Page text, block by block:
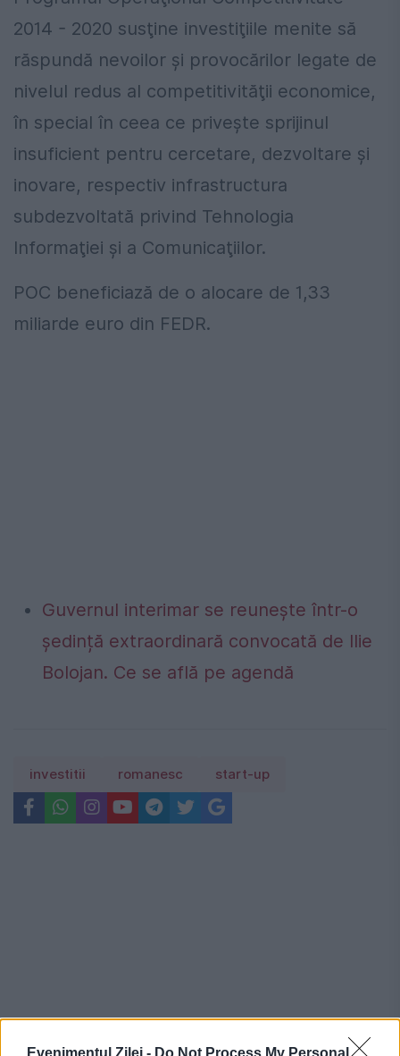
Evenimentul Zilei - Do Not Process My Personal
2014 - 2020 susţine investiţiile menite să
răspundă nevoilor şi provocărilor legate de
nivelul redus al competitivităţii economice,
în special în ceea ce priveşte sprijinul
insuficient pentru cercetare, dezvoltare şi
inovare, respectiv infrastructura
subdezvoltată privind Tehnologia
Informaţiei şi a Comunicaţiilor.
POC beneficiază de o alocare de 1,33
miliarde euro din FEDR.
Guvernul interimar se reunește într-o
ședință extraordinară convocată de Ilie
Bolojan. Ce se află pe agendă
investitii romanesc start-up